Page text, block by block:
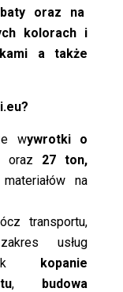
oraz na
kolorach i
a także
wywrotki o
oraz 27 ton,
na
transportu,
usług
jak kopanie
, budowa